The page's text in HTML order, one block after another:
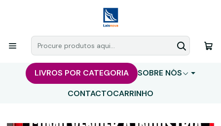
LIVROS POR CATEGORIA
SOBRE NÓS
CONTACTOCARRINHO